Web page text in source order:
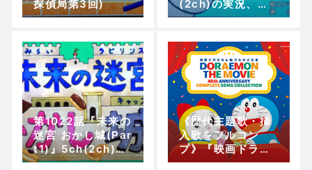
探偵局第3回)
(2ch)の実況、ツ
ッコミ、感想！
ん(土曜午後５
時)】(再放送)
第1022話『未来の
迷宮 おかし城(Par
t1)』5ch(2ch)の
実況、ツッコミ、
《歴代主題歌・挿
入歌をフルコン
プ》『映画ドラえ
もん うたの大全集